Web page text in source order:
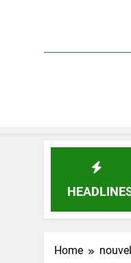
Home